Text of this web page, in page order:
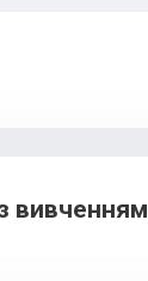
вивченням